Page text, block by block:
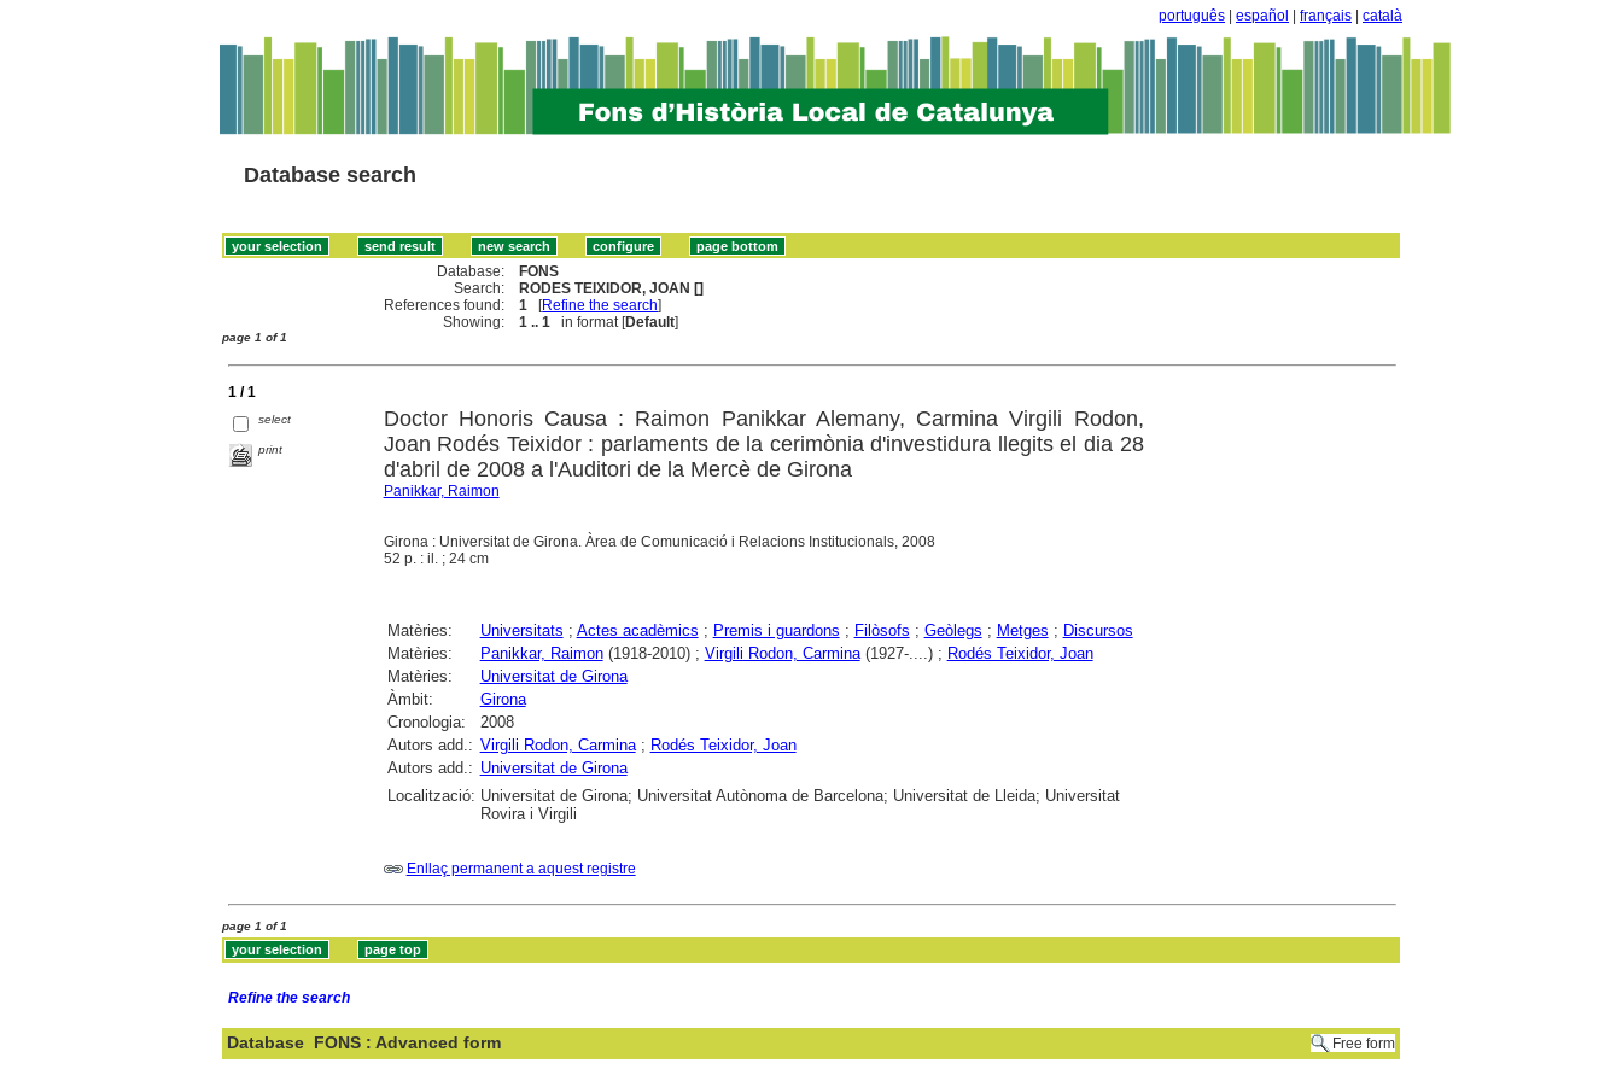
português español français català
Database search
Database:
FONS
Search:
RODES TEIXIDOR, JOAN []
References found:
1 [Refine the search]
Showing:
1 .. 1 in format [Default]
page 1 of 1
1 / 1
select
print
Doctor Honoris Causa : Raimon Panikkar Alemany, Carmina Virgili Rodon,
Joan Rodés Teixidor : parlaments de la cerimònia d'investidura llegits el dia 28
d'abril de 2008 a l'Auditori de la Mercè de Girona
Panikkar, Raimon
Girona : Universitat de Girona. Àrea de Comunicació i Relacions Institucionals, 2008
52 p. : il. ; 24 cm
Matèries: Universitats ; Actes acadèmics ; Premis i guardons ; Filòsofs ; Geòlegs ; Metges ; Discursos
Matèries:
Panikkar, Raimon(1918-2010) ; Virgili Rodon, Carmina(1927-....) ; Rodés Teixidor, Joan
Matèries:
Universitat de Girona
Àmbit:
Girona
Cronologia:
2008
Autors add.: Virgili Rodon, Carmina; Rodés Teixidor, Joan
Autors add.: Universitat de Girona
Localització: Universitat de Girona; Universitat Autònoma de Barcelona; Universitat de Lleida; Universitat
Rovira i Virgili
Enllaç permanent a aquest registre
page 1 of 1
Refine the search
Database FONS : Advanced form Free form